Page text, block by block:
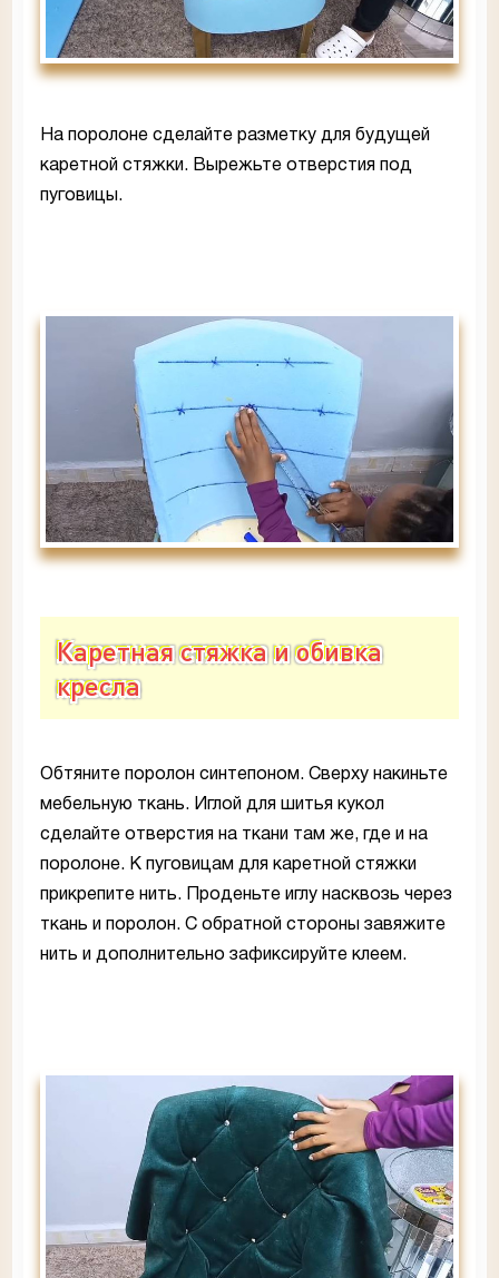
На поролоне сделайте разметку для будущей
каретной стяжки. Вырежьте отверстия под
пуговицы.
Каретная стяжка и обивка
кресла
Обтяните поролон синтепоном. Сверху накиньте
мебельную ткань. Иглой для шитья кукол
сделайте отверстия на ткани там же, где и на
поролоне. К пуговицам для каретной стяжки
прикрепите нить. Проденьте иглу насквозь через
ткань и поролон. С обратной стороны завяжите
нить и дополнительно зафиксируйте клеем.